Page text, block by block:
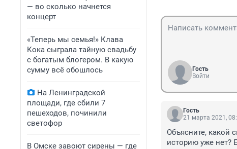
— во сколько начнется
концерт
«Теперь мы семья!» Клава
Кока сыграла тайную свадьбу
с богатым блогером. В какую
сумму всё обошлось
На Ленинградской
площади, где сбили 7
пешеходов, починили
светофор
В Омске завоют сирены — где
Гость
Войти
Гость
21 марта 2021,
Объясните, какой
историю уже нет?